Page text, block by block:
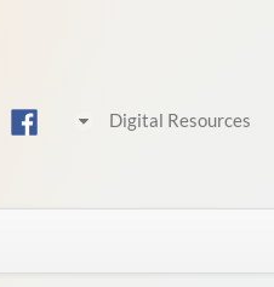
Digital Resources